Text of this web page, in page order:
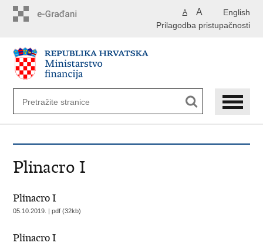
English
A A
Prilagodba pristupačnosti
Plinacro I
Plinacro I
05.10.2019. | pdf (32kb)
Plinacro I